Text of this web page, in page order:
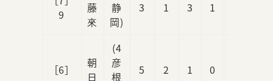
9
藤
來
静
岡)
3 1 3 1
［6］
朝
日
(4
彦
根
5 2 1 0